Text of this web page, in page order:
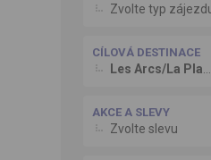
Zvolte typ
CÍLOVÁ DESTINACE
Les Arcs/La Plagne – Paradiski
AKCE A SLEVY
Zvolte slevu